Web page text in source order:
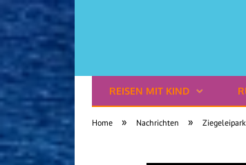
Reisen mit
REISEN MIT KIND
Home » Nachrichten »